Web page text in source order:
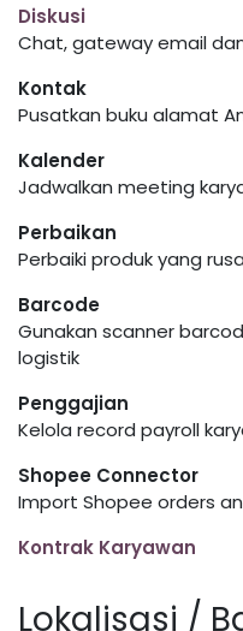
Diskusi
Chat, gateway email
Kontak
Pusatkan buku alamat
Kalender
Jadwalkan meeting
Perbaikan
Perbaiki produk yang
Barcode
Gunakan scanner
logistik
Penggajian
Kelola record payroll
Shopee Connector
Import Shopee orders
Kontrak Karyawan
Lokalisasi /